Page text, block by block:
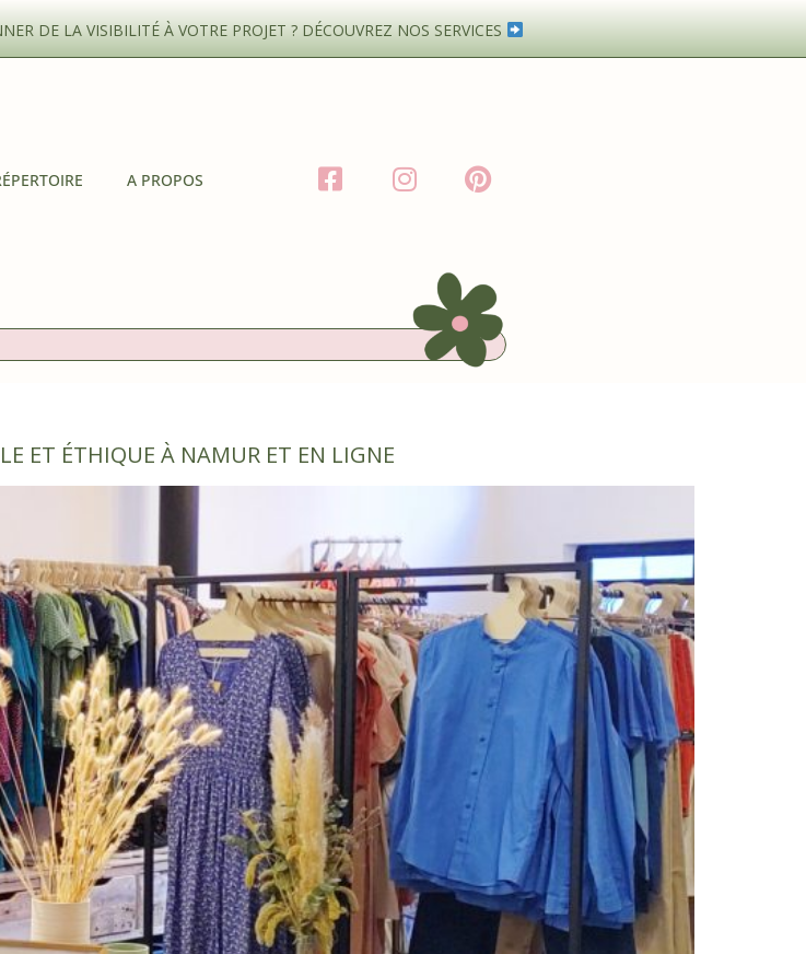
DE LA VISIBILITÉ À VOTRE PROJET ? DÉCOUVREZ NOS SERVICES
A PROPOS
ET ÉTHIQUE À NAMUR ET EN LIGNE